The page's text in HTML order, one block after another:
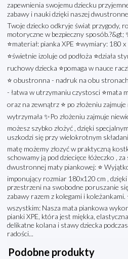
zapewnienia swojemu dziecku
zabawy i nauki dzięki naszej
Twoje dziecko odkryje świat przygody,
motoryczne w bezpieczny sposób.?‍&gt;️
⭐materiał: pianka XPE ⭐wymiary: 180
⭐świetnie izoluje od podłoża ⭐działa
ruchowy dziecka ⭐pomaga w nauce
⭐ obustronna - nadruk na obu
- łatwa w utrzymaniu czystosci ⭐mata
oraz na zewnątrz ⭐ po złożeniu
wytrzymała ✨Po złożeniu zajmuje
możesz szybko złożyć , dzięki
uszkodzi się przy wielokrotnym
matę możemy złozyć w praktyczną
schowamy ją pod dziecięce łóżeczko ,
dwustronnej maty piankowej: ⭐
imponujący rozmiar 180x120 cm ,
przestrzeni na swobodne poruszanie
zabawy razem z kolegami i koleżankami.
wszystkim: Nasza mata piankowa
pianki XPE, która jest miękka,
delikatne kolana i stawy dziecka
radości...
Podobne produkty